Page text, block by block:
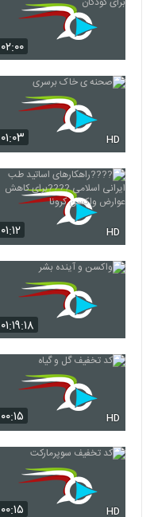
۰۲:۰۰
۰۱:۰۳ HD
۰۱:۱۲ HD
۰۱:۱۹:۱۸
۰۰:۱۵ HD
۰۰:۱۵ HD